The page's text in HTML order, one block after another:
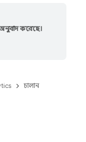
করেছে।
চালান